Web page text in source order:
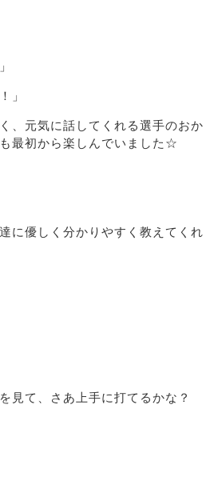
」
、元気に話してくれる選手のおか
最初から楽しんでいました☆
に優しく分かりやすく教えてくれ
見て、さあ上手に打てるかな？